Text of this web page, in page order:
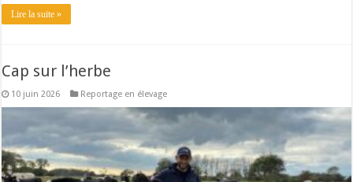
Lire la suite »
Cap sur l’herbe
10 juin 2026 Reportage en élevage